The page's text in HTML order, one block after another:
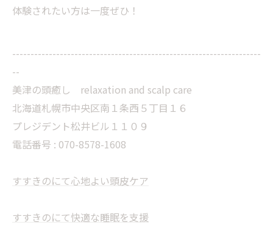
体験されたい方は一度ぜひ！
--------------------------------------------------------------------
--
美津の頭癒し relaxation and scalp care
北海道札幌市中央区南１条西５丁目１６
プレジデント松井ビル１１０９
電話番号 : 070-8578-1608
すすきのにて心地よい頭皮ケア
すすきのにて快適な睡眠を支援